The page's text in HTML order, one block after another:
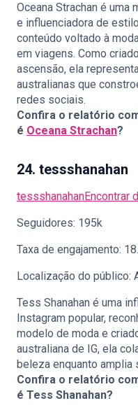
Oceana Strachan é uma
e influenciadora de
conteúdo voltado à
em viagens. Como
ascensão, ela
australianas que
redes sociais.
Confira o relatório
é Oceana Strachan?
24. tessshanahan
tessshanahanEncontrar
Seguidores: 195k
Taxa de engajamento:
Localização do público:
Tess Shanahan é uma
Instagram popular,
modelo de moda e
australiana de IG, ela
beleza enquanto amplia
Confira o relatório
é Tess Shanahan?